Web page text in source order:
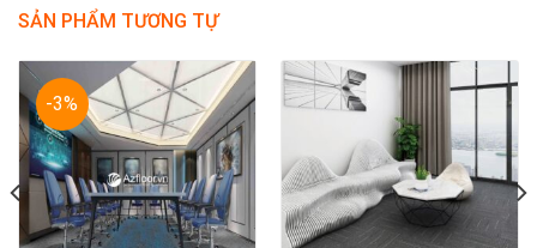
SẢN PHẨM TƯƠNG TỰ
-3%